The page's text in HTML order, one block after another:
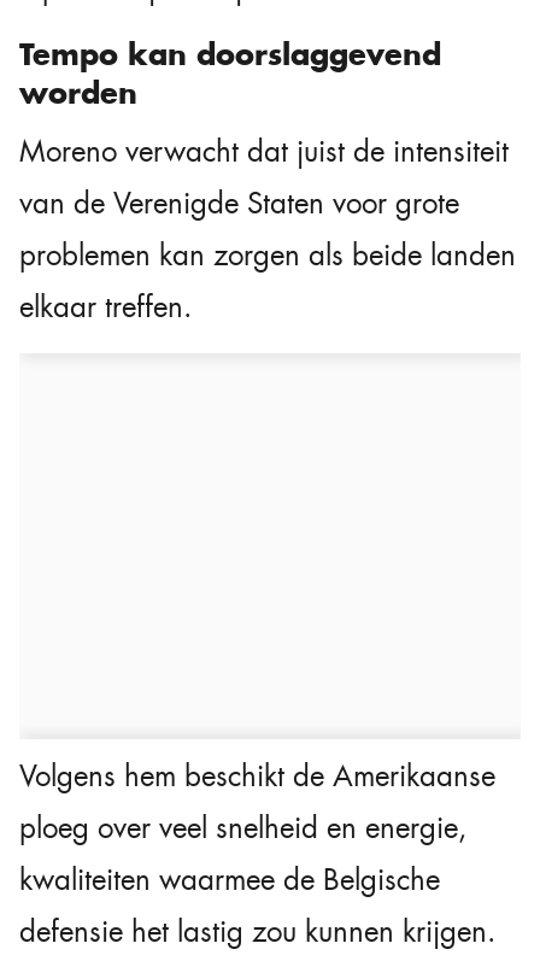
Tempo kan doorslaggevend
worden
Moreno verwacht dat juist de intensiteit
van de Verenigde Staten voor grote
problemen kan zorgen als beide landen
elkaar treffen.
Volgens hem beschikt de Amerikaanse
ploeg over veel snelheid en energie,
kwaliteiten waarmee de Belgische
defensie het lastig zou kunnen krijgen.